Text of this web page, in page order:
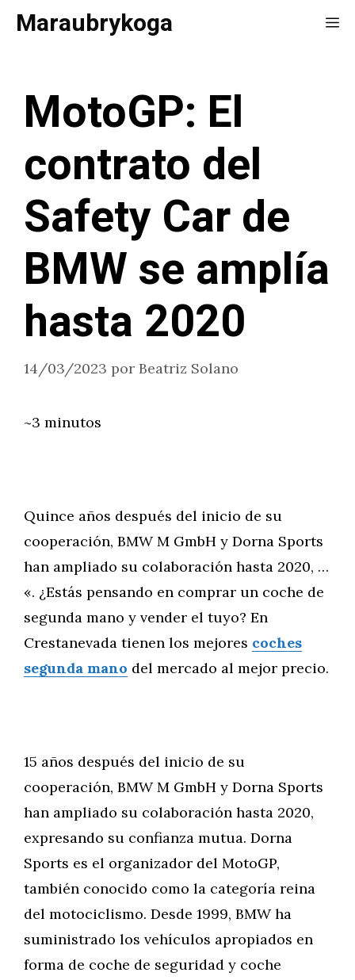
SaltarMaraubrykoga
MotoGP: El
contrato del
Safety Car de
BMW se amplía
hasta 2020
14/03/2023 por Beatriz Solano
~3 minutos
Quince años después del inicio de su
cooperación, BMW M GmbH y Dorna Sports
han ampliado su colaboración hasta 2020, …
«. ¿Estás pensando en comprar un coche de
segunda mano y vender el tuyo? En
Crestanevada tienen los mejores coches
segunda mano del mercado al mejor precio.
15 años después del inicio de su
cooperación, BMW M GmbH y Dorna Sports
han ampliado su colaboración hasta 2020,
expresando su confianza mutua. Dorna
Sports es el organizador del MotoGP,
también conocido como la categoría reina
del motociclismo. Desde 1999, BMW ha
suministrado los vehículos apropiados en
forma de coche de seguridad y coche